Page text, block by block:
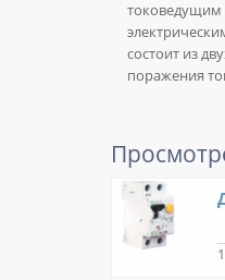
токоведущим
состоит из
поражения